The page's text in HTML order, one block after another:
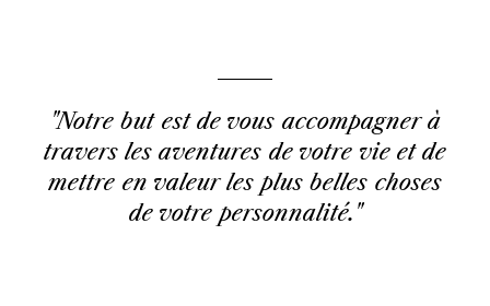
"Notre but est de vous accompagner à
travers les aventures de votre vie et de
mettre en valeur les plus belles choses
de votre personnalité."